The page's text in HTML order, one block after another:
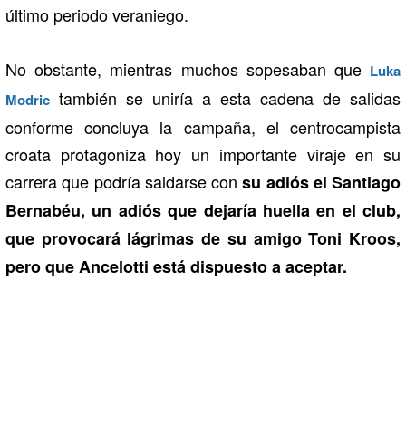
último periodo veraniego.
No obstante, mientras muchos sopesaban que Luka
Modric también se uniría a esta cadena de salidas
conforme concluya la campaña, el centrocampista
croata protagoniza hoy un importante viraje en su
carrera que podría saldarse con su adiós el Santiago
Bernabéu, un adiós que dejaría huella en el club,
que provocará lágrimas de su amigo Toni Kroos,
pero que Ancelotti está dispuesto a aceptar.